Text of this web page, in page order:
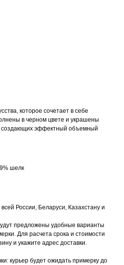
которое сочетает в себе
в черном цвете и украшены
создающих эффектный объемный
шелк
России, Беларуси, Казахстану и
предложены удобные варианты
Для расчета срока и стоимости
и укажите адрес доставки.
курьер будет ожидать примерку до